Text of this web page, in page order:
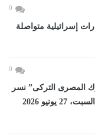
0
مصاباً فى غارات إسرائيلية متواصلة
0
المصرى التركى” نسر
الأناضول 2026” بإحدي القواعد...اليوم السبت، 27 يونيو 2026